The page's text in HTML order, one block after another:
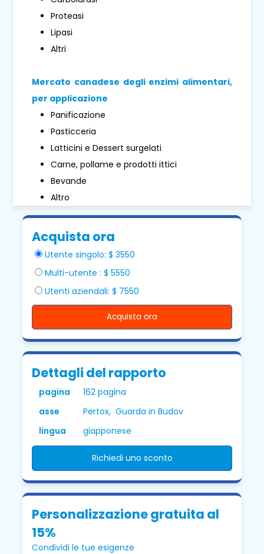
Proteasi
Lipasi
Altri
Mercato canadese degli enzimi alimentari,
per applicazione
Panificazione
Pasticceria
Latticini e Dessert surgelati
Carne, pollame e prodotti ittici
Bevande
Altro
Acquista ora
Utente singolo: $ 3550
Multi-utente : $ 5550
Utenti aziendali: $ 7550
Acquista ora
Dettagli del rapporto
pagina
162 pagina
asse
Pertox, Guarda in Budov
lingua
giapponese
Richiedi uno sconto
Personalizzazione gratuita al
15%
Condividi le tue esigenze